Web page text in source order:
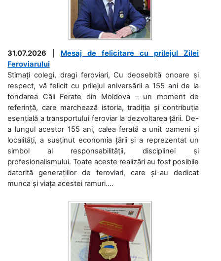
31.07.2026
Mesaj de felicitare cu prilejul Zilei
Feroviarului
Stimați colegi, dragi feroviari, Cu deosebită onoare și
respect, vă felicit cu prilejul aniversării a 155 ani de la
fondarea Căii Ferate din Moldova – un moment de
referință, care marchează istoria, tradiția și contribuția
esențială a transportului feroviar la dezvoltarea țării. De-
a lungul acestor 155 ani, calea ferată a unit oameni și
localități, a susținut economia țării și a reprezentat un
simbol al responsabilității, disciplinei și
profesionalismului. Toate aceste realizări au fost posibile
datorită generațiilor de feroviari, care și-au dedicat
munca și viața acestei ramuri....